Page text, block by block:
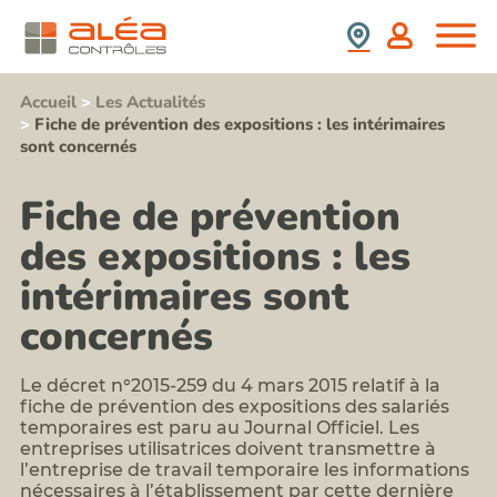
d'amiante
Contrôle
de
présence
de
plomb
après
Repérage
termites
avant
démolition
Repérages
amiante
et
HAP
avant
sur
enrobés
Repérages
autres
polluants
du
prix,
Formation
information
sensibilisation
amiante
pour
les
acteurs
du
BTP
Formation
risque
Formation
risque
silice
et
poussières
inhalables
Nous
Rejoindre
Stagiaires,
Partenaires,
Collaborateurs
Newsletter
Aléa
Nos
Valeurs
Contact
Notre
politique
RSE
France
Espagne
Accueil > Les Actualités
> Fiche de prévention des expositions : les intérimaires
sont concernés
Fiche de prévention
des expositions : les
intérimaires sont
concernés
Le décret n°2015-259 du 4 mars 2015 relatif à la
fiche de prévention des expositions des salariés
temporaires est paru au Journal Officiel. Les
entreprises utilisatrices doivent transmettre à
l’entreprise de travail temporaire les informations
nécessaires à l’établissement par cette dernière